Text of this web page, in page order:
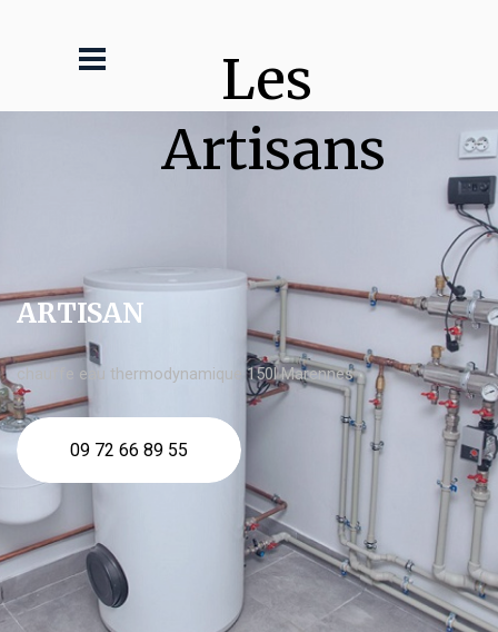
Les
Artisans
ARTISAN
chauffe eau thermodynamique 150l Marennes
09 72 66 89 55